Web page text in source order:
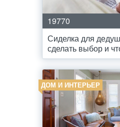
19770
Сиделка для
сделать выбор и
ДОМ И ИНТЕРЬЕР